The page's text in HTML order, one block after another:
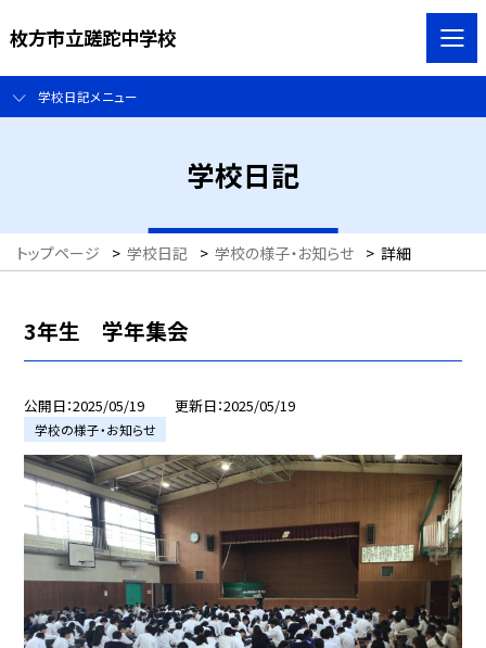
枚方市立蹉跎中学校
学校日記メニュー
学校日記
トップページ > 学校日記 > 学校の様子・お知らせ > 詳細
3年生 学年集会
公開日 2025/05/19 更新日 2025/05/19
学校の様子・お知らせ